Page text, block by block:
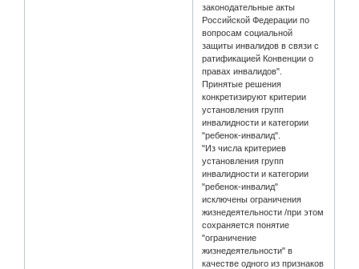
законодательные акты
Российской Федерации по
вопросам социальной
защиты инвалидов в связи с
ратификацией Конвенции о
правах инвалидов".
Принятые решения
конкретизируют критерии
установления групп
инвалидности и категории
"ребенок-инвалид".
"Из числа критериев
установления групп
инвалидности и категории
"ребенок-инвалид"
исключены ограничения
жизнедеятельности /при этом
сохраняется понятие
"ограничение
жизнедеятельности" в
качестве одного из признаков